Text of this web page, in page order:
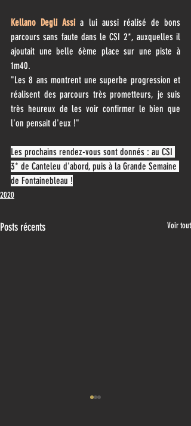
Kellano Degli Assi a lui aussi réalisé de bons
parcours sans faute dans le CSI 2*, auxquelles il
ajoutait une belle 6ème place sur une piste à
1m40.
"Les 8 ans montrent une superbe progression et
réalisent des parcours très prometteurs, je suis
très heureux de les voir confirmer le bien que
l'on pensait d'eux !"
Les prochains rendez-vous sont donnés : au CSI
3* de Canteleu d'abord, puis à la Grande Semaine
de Fontainebleau !
2020
Posts récents Voir tout